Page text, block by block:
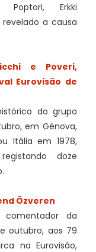
Poptori, Erkki
a causa
e Poveri,
Eurovisão de
do grupo
em Génova,
Itália em 1978,
doze
Özveren
comentador da
outubro, aos 79
na Eurovisão,